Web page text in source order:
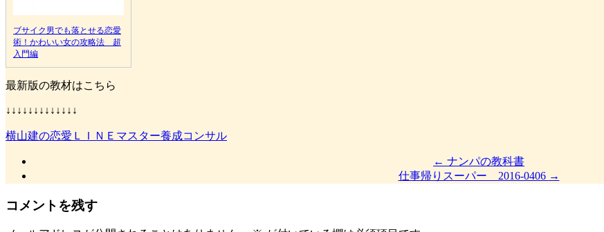
ブサイク男でも落とせる恋愛
術！かわいい女の攻略法 超
入門編
最新版の教材はこちら
↓↓↓↓↓↓↓↓↓↓↓↓↓
横山建の恋愛ＬＩＮＥマスター養成コンサル
← ナンパの教科書
仕事帰りスーパー 2016-0406 →
コメントを残す